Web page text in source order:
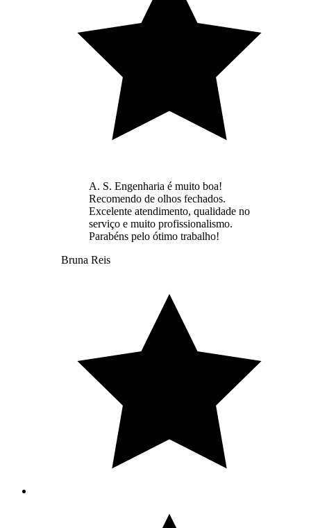
A. S. Engenharia é muito boa!
Recomendo de olhos fechados.
Excelente atendimento, qualidade no
serviço e muito profissionalismo.
Parabéns pelo ótimo trabalho!
Bruna Reis